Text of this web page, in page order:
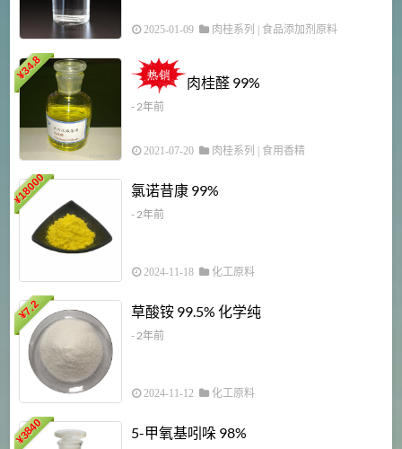
2025-01-09 肉桂系列 食品添加剂原料
¥
34.8
肉桂醛 99%
- 2年前
2021-07-20 肉桂系列 食用香精
¥
18000 氯诺昔康 99%
- 2年前
2024-11-18 化工原料
¥
7.2 草酸铵 99.5% 化学纯
- 2年前
2024-11-12 化工原料
¥
3840 5-甲氧基吲哚 98%